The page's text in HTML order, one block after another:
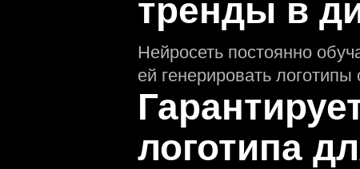
тренды в
Нейросеть постоянно
ей генерировать
логотипа